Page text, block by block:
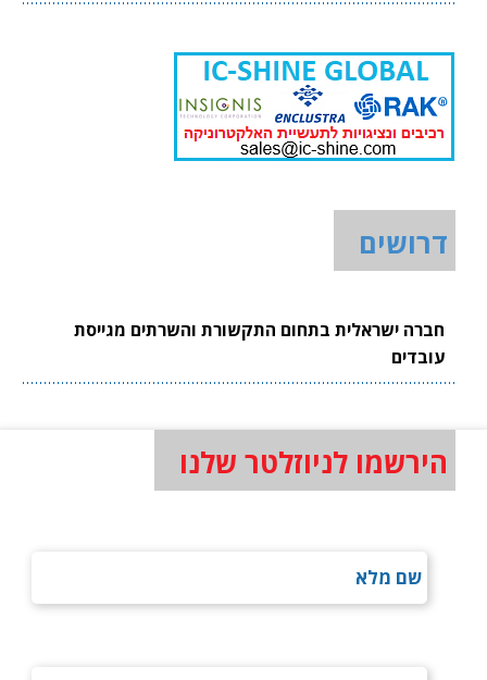
דרושים
חברה ישראלית בתחום התקשורת והשרתים מגייסת
עובדים
הירשמו לניוזלטר שלנו